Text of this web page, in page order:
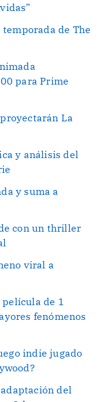
de The
para Prime
La
y análisis del
y suma a
con un thriller
viral a
película de 1
fenómenos
indie jugado
del